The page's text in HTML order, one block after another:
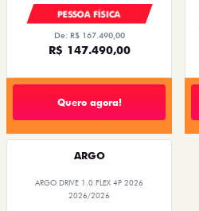
PESSOA FÍSICA
De: R$ 167.490,00
R$ 147.490,00
Quero agora!
ARGO
ARGO DRIVE 1.0 FLEX 4P 2026
2026/2026